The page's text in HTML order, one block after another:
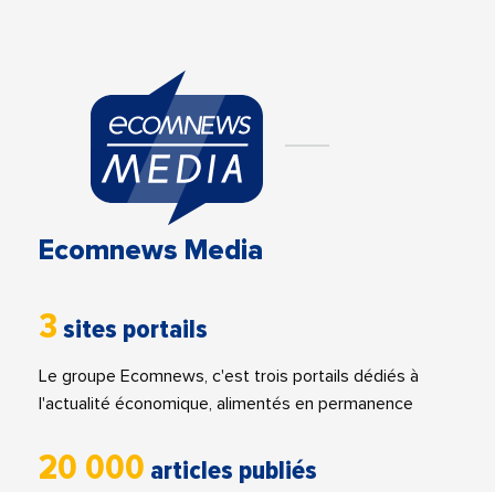
Ecomnews Media
3 sites portails
Le groupe Ecomnews, c'est trois portails dédiés à
l'actualité économique, alimentés en permanence
20 000 articles publiés